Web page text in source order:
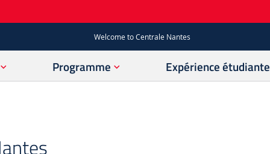
Welcome to Centrale Nantes
Programme Expérience étudiante